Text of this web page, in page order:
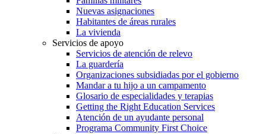
Nuevas asignaciones
Habitantes de áreas rurales
La vivienda
Servicios de apoyo
Servicios de atención de relevo
La guardería
Organizaciones subsidiadas por el gobierno
Mandar a tu hijo a un campamento
Glosario de especialidades y terapias
Getting the Right Education Services
Atención de un ayudante personal
Programa Community First Choice